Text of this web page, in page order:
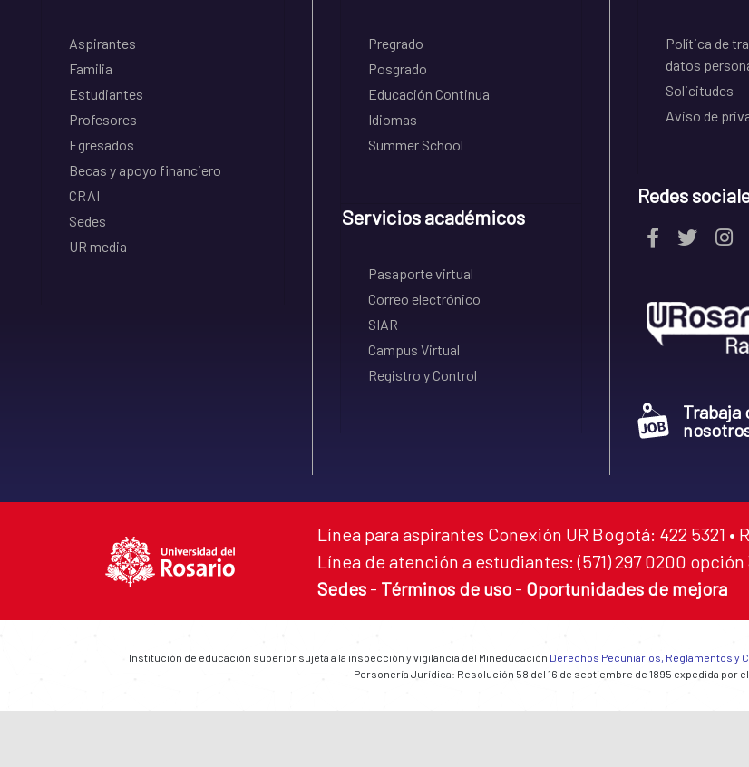
Aspirantes
Familia
Estudiantes
Profesores
Egresados
Becas y apoyo financiero
CRAI
Sedes
UR media
Pregrado
Posgrado
Educación Continua
Idiomas
Summer School
Servicios académicos
Pasaporte virtual
Correo electrónico
SIAR
Campus Virtual
Registro y Control
Política de
datos
Solicitudes
Aviso de
Redes
Trabaja
Línea para aspirantes Conexión UR Bogotá: 422 5321 •
Línea de atención a estudiantes: (571) 297 0200 opción
Sedes - Términos de uso - Oportunidades de mejora
Institución de educación superior sujeta a la inspección y vigilancia del Mineducación Derechos Pecuniarios, Reglamentos y
Personería Jurídica: Resolución 58 del 16 de septiembre de 1895 expedida por